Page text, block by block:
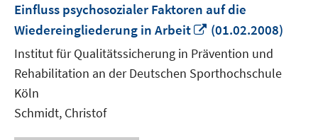
Einfluss psychosozialer Faktoren auf die
Wiedereingliederung in Arbeit
In
neuem
Fenster
öffnen
(01.02.2008)
Institut für Qualitätssicherung in Prävention und
Rehabilitation an der Deutschen Sporthochschule
Köln
Schmidt, Christof